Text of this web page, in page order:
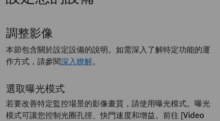
調整影像
本節包含關於設定設備的說明。如需深入了解特定功能的運
作方式，請參閱深入瞭解。
選取曝光模式
若要改善特定監控場景的影像畫質，請使用曝光模式。曝光
模式可讓您控制光圈孔徑、快門速度和增益。前往 [Video